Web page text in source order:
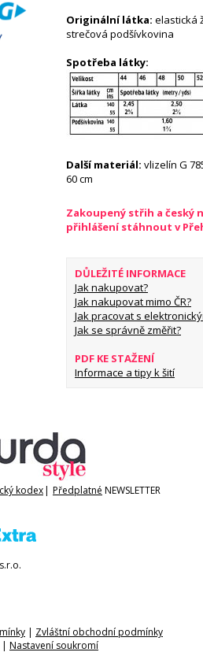
Originální látka: elastická
strečová podšívkovina
Spotřeba látky:
Další materiál: vlizelín G
60 cm
Zakoupený střih a český
přihlášení stáhnout v
DŮLEŽITÉ INFORMACE
Jak nakupovat?
Jak nakupovat mimo ČR?
Jak pracovat s
Jak se správně změřit?
PDF KE STAŽENÍ
Informace a tipy k šití
kodex| Předplatné NEWSLETTER
| Zvláštní obchodní podmínky
| Nastavení soukromí